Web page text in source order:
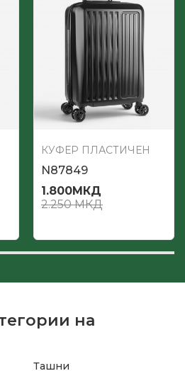
КУФЕР ПЛАСТИЧЕН
N87849
1.800МКД
2.250МКД
на
Ташни